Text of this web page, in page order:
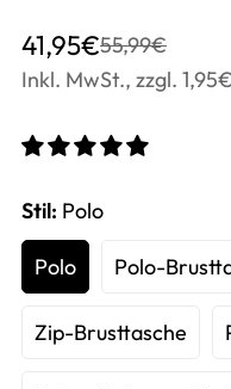
Translation
missing:
41,95€
Translation
missing:
55,99€
Inkl. MwSt., zzgl.
Stil: Polo
Polo Polo-
Zip-Brusttasche